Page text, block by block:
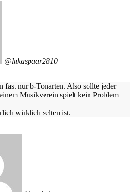
@lukaspaar2810
fast nur b-Tonarten. Also sollte jeder
Musikverein spielt kein Problem
wirklich selten ist.